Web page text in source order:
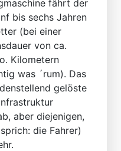
fährt der
bis sechs Jahren
(bei einer
von ca.
Kilometern
was ´rum). Das
gelöste
aber diejenigen,
die Fahrer)